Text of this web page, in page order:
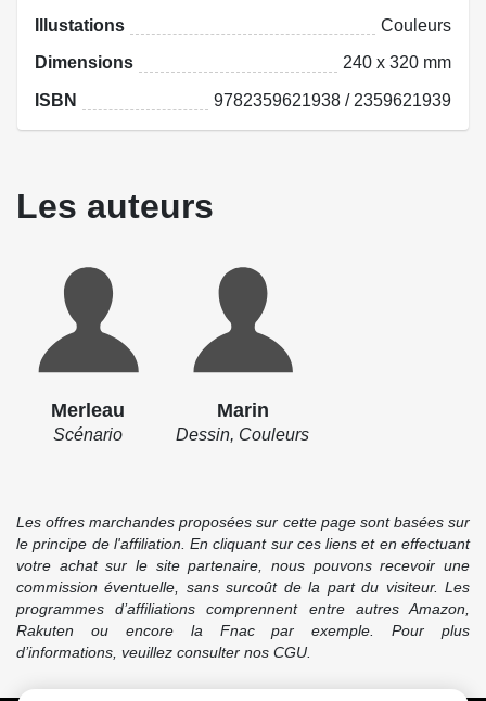
Illustations Couleurs
Dimensions 240 x 320 mm
ISBN 9782359621938 / 2359621939
Les auteurs
Merleau
Scénario
Marin
Dessin, Couleurs
Les offres marchandes proposées sur cette page sont basées sur
le principe de l'affiliation. En cliquant sur ces liens et en effectuant
votre achat sur le site partenaire, nous pouvons recevoir une
commission éventuelle, sans surcoût de la part du visiteur. Les
programmes d’affiliations comprennent entre autres Amazon,
Rakuten ou encore la Fnac par exemple. Pour plus
d’informations, veuillez consulter nos CGU.